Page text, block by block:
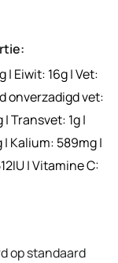
g| Eiwit: 16g|Vet:
onverzadigd vet:
|Transvet: 1g|
| Kalium: 589mg|
IU|Vitamine C: